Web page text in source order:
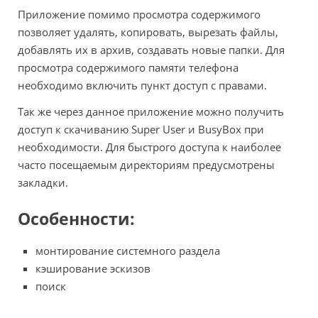
Приложение помимо просмотра содержимого
позволяет удалять, копировать, вырезать файлы,
добавлять их в архив, создавать новые папки. Для
просмотра содержимого памяти телефона
необходимо включить пункт доступ с правами.
Так же через данное приложение можно получить
доступ к скачиванию Super User и BusyBox при
необходимости. Для быстрого доступа к наиболее
часто посещаемым директориям предусмотрены
закладки.
Особенности:
монтирование системного раздела
кэширование эскизов
поиск